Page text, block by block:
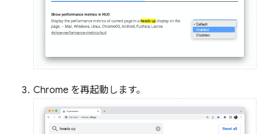
Chrome を再起動します。